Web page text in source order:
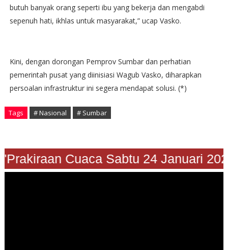
butuh banyak orang seperti ibu yang bekerja dan mengabdi
sepenuh hati, ikhlas untuk masyarakat,” ucap Vasko.
Kini, dengan dorongan Pemprov Sumbar dan perhatian
pemerintah pusat yang diinisiasi Wagub Vasko, diharapkan
persoalan infrastruktur ini segera mendapat solusi. (*)
Tags # Nasional # Sumbar
Cuaca Sabtu 24 Januari